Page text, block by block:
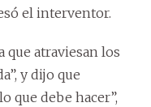
el interventor.
que atraviesan los
y dijo que
que debe hacer”,